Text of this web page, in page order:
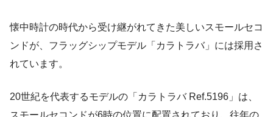
懐中時計の時代から受け継がれてきた美しいスモールセコ
ンドが、フラッグシップモデル「カラトラバ」には採用さ
れています。
20世紀を代表するモデルの「カラトラバ Ref.5196」は、
スモールセコンドが6時の位置に配置されており、往年の